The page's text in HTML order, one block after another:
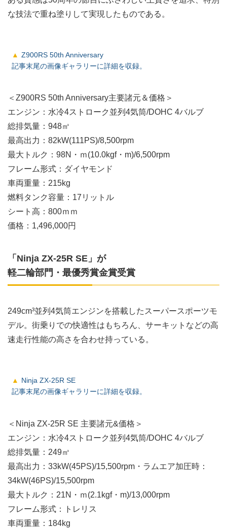
な技法で重ね塗りして実現したものである。
Z900RS 50th Anniversary
記事末尾の画像ギャラリーに詳細を収録。
＜Z900RS 50th Anniversary主要諸元＆価格＞
エンジン：水冷4ストローク並列4気筒/DOHC 4バルブ
総排気量：948㎥
最高出力：82kW(111PS)/8,500rpm
最大トルク：98N・ｍ(10.0kgf・m)/6,500rpm
フレーム形式：ダイヤモンド
車両重量：215kg
燃料タンク容量：17リットル
シート高：800ｍｍ
価格：1,496,000円
「Ninja ZX-25R SE」が
軽二輪部門・最優秀賞金賞受賞
249cm³並列4気筒エンジンを搭載したスーパースポーツモ
デル。街乗りでの快適性はもちろん、サーキットなどの高
速走行性能の高さを合わせ持っている。
Ninja ZX-25R SE
記事末尾の画像ギャラリーに詳細を収録。
＜Ninja ZX-25R SE 主要諸元&価格＞
エンジン：水冷4ストローク並列4気筒/DOHC 4バルブ
総排気量：249㎥
最高出力：33kW(45PS)/15,500rpm・ラムエア加圧時：
34kW(46PS)/15,500rpm
最大トルク：21N・ｍ(2.1kgf・m)/13,000rpm
フレーム形式：トレリス
車両重量：184kg